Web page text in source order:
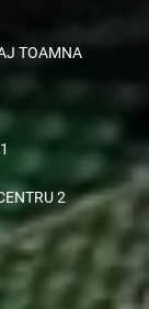
TOAMNA
2